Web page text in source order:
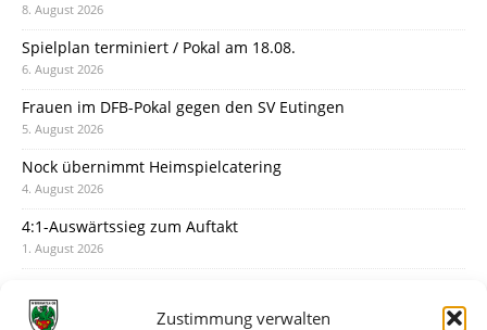
Zustimmung verwalten
8. August 2026
Spielplan terminiert / Pokal am 18.08.
6. August 2026
Frauen im DFB-Pokal gegen den SV Eutingen
5. August 2026
Nock übernimmt Heimspielcatering
4. August 2026
4:1-Auswärtssieg zum Auftakt
1. August 2026
31. Juli 2026